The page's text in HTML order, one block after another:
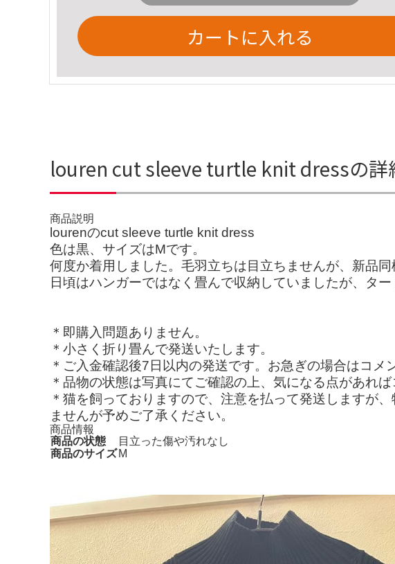
カートに入れる
louren cut sleeve turtle knit dressの詳
商品説明
lourenのcut sleeve turtle knit dress
色は黒、サイズはMです。
何度か着用しました。毛羽立ちは目立ちませんが、新品
日頃はハンガーではなく畳んで収納していましたが、タ
＊即購入問題ありません。
＊小さく折り畳んで発送いたします。
＊ご入金確認後7日以内の発送です。お急ぎの場合はコメ
＊品物の状態は写真にてご確認の上、気になる点があれば
＊猫を飼っておりますので、注意を払って発送しますが
ませんが予めご了承ください。
商品情報
商品の状態
目立った傷や汚れなし
商品のサイズ M